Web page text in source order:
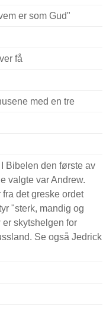
er som Gud"
få
med en tre
Bibelen den første av
valgte var Andrew.
fra det greske ordet
"sterk, mandig og
er skytshelgen for
Se også Jedrick